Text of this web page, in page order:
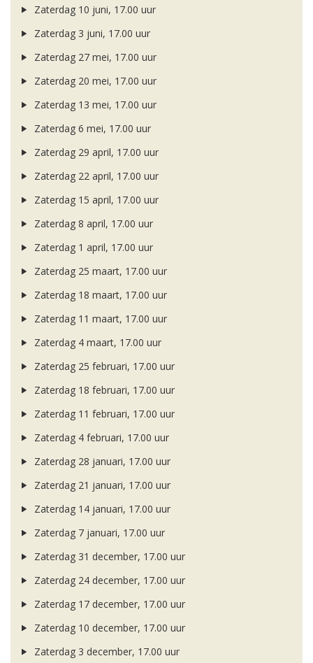
Zaterdag 10 juni, 17.00 uur
Zaterdag 3 juni, 17.00 uur
Zaterdag 27 mei, 17.00 uur
Zaterdag 20 mei, 17.00 uur
Zaterdag 13 mei, 17.00 uur
Zaterdag 6 mei, 17.00 uur
Zaterdag 29 april, 17.00 uur
Zaterdag 22 april, 17.00 uur
Zaterdag 15 april, 17.00 uur
Zaterdag 8 april, 17.00 uur
Zaterdag 1 april, 17.00 uur
Zaterdag 25 maart, 17.00 uur
Zaterdag 18 maart, 17.00 uur
Zaterdag 11 maart, 17.00 uur
Zaterdag 4 maart, 17.00 uur
Zaterdag 25 februari, 17.00 uur
Zaterdag 18 februari, 17.00 uur
Zaterdag 11 februari, 17.00 uur
Zaterdag 4 februari, 17.00 uur
Zaterdag 28 januari, 17.00 uur
Zaterdag 21 januari, 17.00 uur
Zaterdag 14 januari, 17.00 uur
Zaterdag 7 januari, 17.00 uur
Zaterdag 31 december, 17.00 uur
Zaterdag 24 december, 17.00 uur
Zaterdag 17 december, 17.00 uur
Zaterdag 10 december, 17.00 uur
Zaterdag 3 december, 17.00 uur